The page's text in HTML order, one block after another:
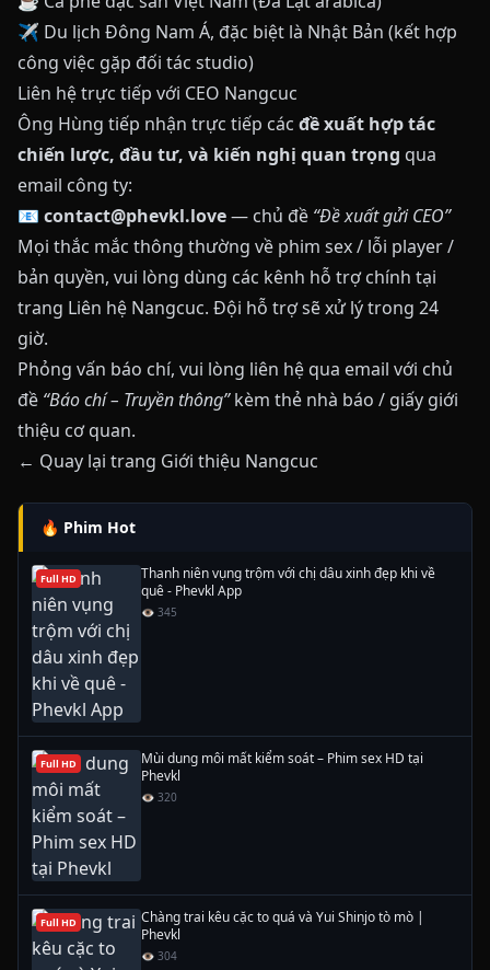
✈️ Du lịch Đông Nam Á, đặc biệt là Nhật Bản (kết hợp
công việc gặp đối tác studio)
Liên hệ trực tiếp với CEO Nangcuc
Ông Hùng tiếp nhận trực tiếp các đề xuất hợp tác
chiến lược, đầu tư, và kiến nghị quan trọng qua
email công ty:
📧 contact@phevkl.love— chủ đề “Đề xuất gửi CEO”
Mọi thắc mắc thông thường về phim sex / lỗi player /
bản quyền, vui lòng dùng các kênh hỗ trợ chính tại
trang Liên hệ Nangcuc. Đội hỗ trợ sẽ xử lý trong 24
giờ.
Phỏng vấn báo chí, vui lòng liên hệ qua email với chủ
đề “Báo chí – Truyền thông”kèm thẻ nhà báo / giấy giới
thiệu cơ quan.
← Quay lại trang Giới thiệu Nangcuc
🔥 Phim Hot
Full HD
Thanh niên vụng trộm với chị dâu xinh đẹp khi về
quê - Phevkl App
👁 345
Full HD
Mùi dung môi mất kiểm soát – Phim sex HD tại
Phevkl
👁 320
Full HD
Chàng trai kêu cặc to quá và Yui Shinjo tò mò |
Phevkl
👁 304